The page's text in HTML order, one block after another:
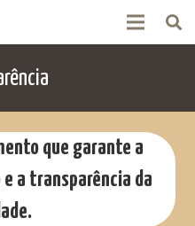
que garante a
a transparência da